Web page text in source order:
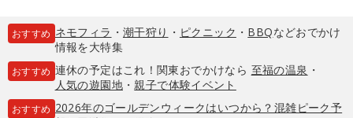
おすすめ ネモフィラ ・ 潮干狩り ・ ピクニック ・ BBQなどおでかけ
情報を大特集
おすすめ 連休の予定はこれ！関東おでかけなら 至福の温泉 ・
人気の遊園地・親子で体験イベント
おすすめ 2026年のゴールデンウィークはいつから？混雑ピーク予